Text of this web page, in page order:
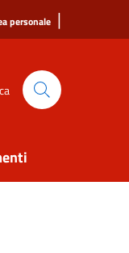
personale |